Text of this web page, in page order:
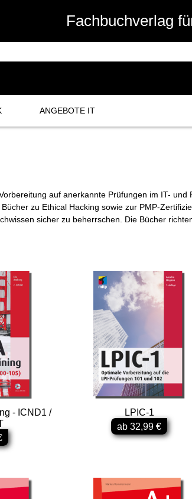
Fachbuchverlag
ANGEBOTE IT
auf anerkannte Prüfungen im IT-
zu Ethical Hacking sowie zur PMP-
sicher zu beherrschen. Die Bücher
- ICND1 /
LPIC-1
ab 32,99 €